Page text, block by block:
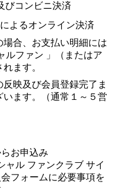
びコンビニ決済
よるオンライン決済
合、お支払い明細には
ルファン 」（またはア
ます。
映及び会員登録完了ま
ます。（通常１～５営
お申込み
ャル ファンクラブ サイ
フォームに必要事項を